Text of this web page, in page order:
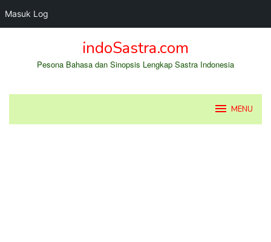
Masuk Log
indoSastra.com
Pesona Bahasa dan Sinopsis Lengkap Sastra Indonesia
MENU